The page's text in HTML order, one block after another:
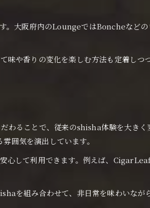
空間へ
ョン
ト
は
基準
コツ
方
。大阪府内のLoungeではBoncheなど
や香りの変化を楽しむ方法も定着しつ
わることで、従来のshisha体験を大きく
囲気を演出しています。
心して利用できます。例えば、
を組み合わせて、非日常を味わいなが